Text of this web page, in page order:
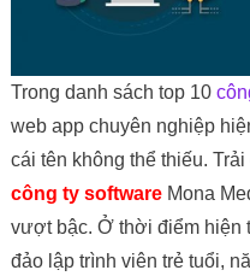
Trong danh sách top 10
web app chuyên nghiệp
cái tên không thể thiếu.
công ty softwareMona
vượt bậc. Ở thời điểm hiện
đảo lập trình viên trẻ tuổi,